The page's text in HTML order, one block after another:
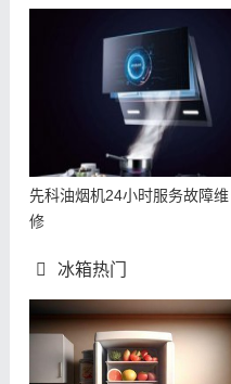
先科油烟机24小时服务故障维
修
冰箱热门